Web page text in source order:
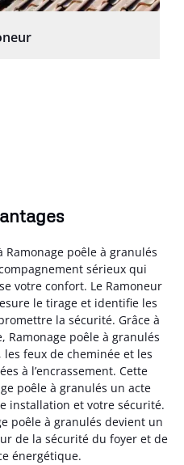
poêle à granulés
sérieux qui
votre confort. Le Ramoneur
le tirage et identifie les
la sécurité. Grâce à
Ramonage poêle à granulés
les feux de cheminée et les
à l’encrassement. Cette
poêle à granulés un acte
installation et votre sécurité.
poêle à granulés devient un
de la sécurité du foyer et de
énergétique.